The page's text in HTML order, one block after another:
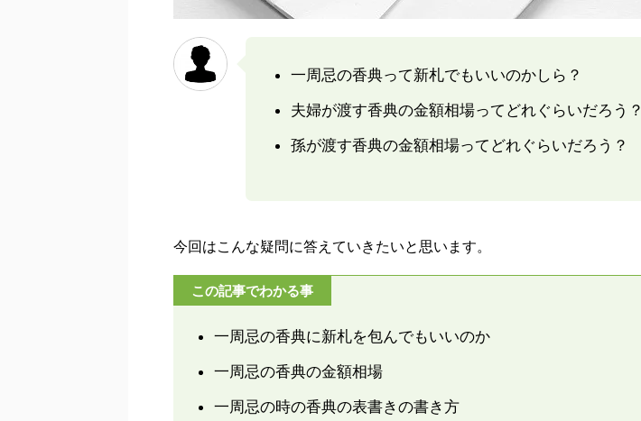
一周忌の香典って新札でもいいのかしら？
夫婦が渡す香典の金額相場ってどれぐらいだろう？
孫が渡す香典の金額相場ってどれぐらいだろう？
今回はこんな疑問に答えていきたいと思います。
この記事でわかる事
一周忌の香典に新札を包んでもいいのか
一周忌の香典の金額相場
一周忌の時の香典の表書きの書き方